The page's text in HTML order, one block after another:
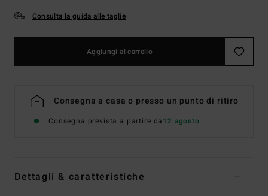
Consulta la guida alle taglie
Aggiungi al carrello
Consegna a casa o presso un punto di ritiro
Consegna prevista a partire da12 agosto
Dettagli & caratteristiche